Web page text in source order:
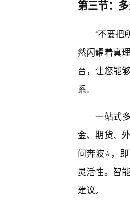
第三节：
“不要把
然闪耀着真
台，让您能
系。
一站式
金、期货、
间奔波⭐，
灵活性。智
建议。